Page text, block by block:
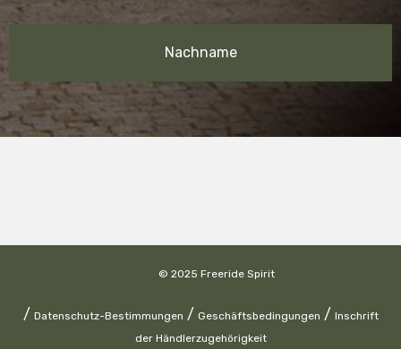
© 2025 Freeride Spirit
/ Datenschutz-Bestimmungen / Geschäftsbedingungen / Inschrift
der Händlerzugehörigkeit